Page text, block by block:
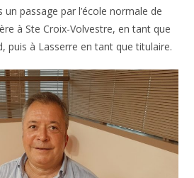
un passage par l’école normale de
à Ste Croix-Volvestre, en tant que
puis à Lasserre en tant que titulaire.